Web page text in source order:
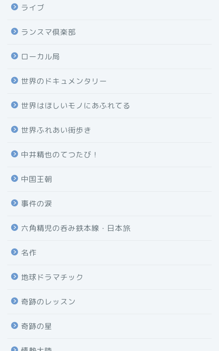
ライブ
ランスマ倶楽部
ローカル局
世界のドキュメンタリー
世界はほしいモノにあふれてる
世界ふれあい街歩き
中井精也のてつたび！
中国王朝
事件の涙
六角精児の呑み鉄本線・日本旅
名作
地球ドラマチック
奇跡のレッスン
奇跡の星